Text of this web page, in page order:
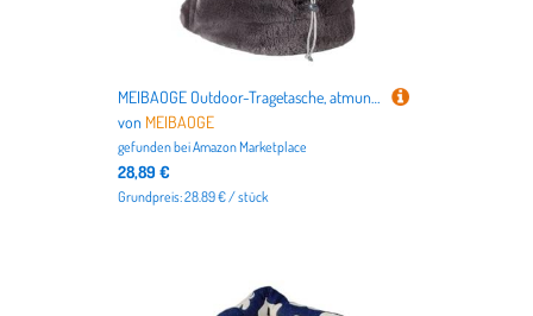
MEIBAOGE Outdoor-Tragetasche, atmungsaktiv, tragbar, Brusttasche, Reisetasche, Frontöffnung, für Katzen, Hunde, Haustierbedarf
von MEIBAOGE
gefunden beiAmazon Marketplace
28,89 €
Grundpreis: 28.89 € / stück